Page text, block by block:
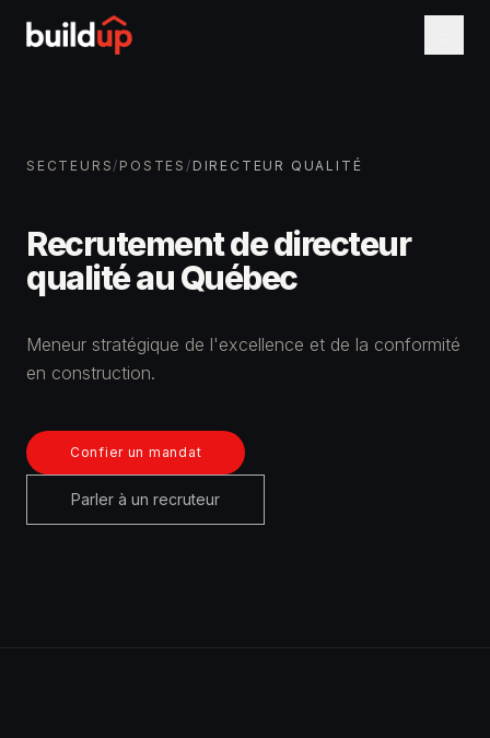
SECTEURS/ POSTES/ DIRECTEUR QUALITÉ
Recrutement dedirecteur
qualitéau Québec
Meneur stratégique de l'excellence et de la conformité
en construction.
Confier un mandat
Parler à un recruteur